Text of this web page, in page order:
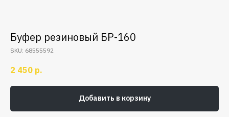
Буфер резиновый БР-160
SKU: 68555592
2 450 р.
Добавить в корзину